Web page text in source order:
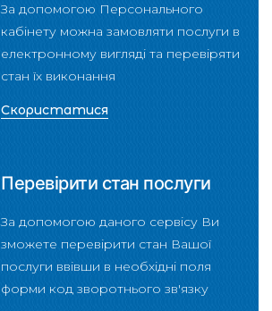
За допомогою Персонального
кабінету можна замовляти послуги в
електронному вигляді та перевіряти
стан їх виконання
Скористатися
Перевірити стан послуги
За допомогою даного сервісу Ви
зможете перевірити стан Вашої
послуги ввівши в необхідні поля
форми код зворотнього зв'язку